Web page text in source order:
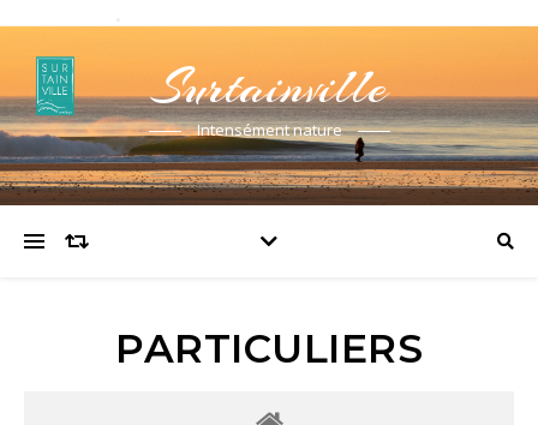
Surtainville
Intensément nature
PARTICULIERS